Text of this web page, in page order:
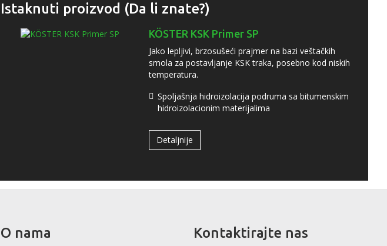
Istaknuti proizvod (Da li znate?)
KÖSTER KSK Primer SP
Jako lepljivi, brzosušeći prajmer na bazi veštačkih
smola za postavljanje KSK traka, posebno kod niskih
temperatura.
Spoljašnja hidroizolacija podruma sa bitumenskim
hidroizolacionim materijalima
Detaljnije
O nama Kontaktirajte nas